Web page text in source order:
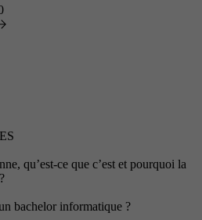
qu’est-ce que c’est et pourquoi la
bachelor informatique ?